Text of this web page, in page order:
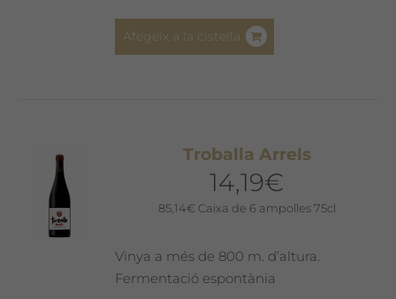
Afegeix a la cistella
Troballa Arrels
14,19€
85,14€ Caixa de 6 ampolles 75cl
Vinya a més de 800 m. d’altura.
Fermentació espontània